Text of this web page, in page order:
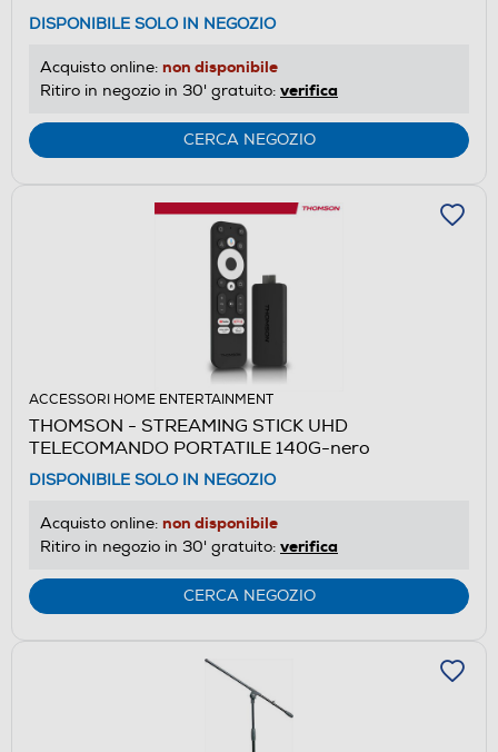
DISPONIBILE SOLO IN NEGOZIO
Acquisto online: non disponibile
Ritiro in negozio in 30' gratuito: verifica
CERCA NEGOZIO
ACCESSORI HOME ENTERTAINMENT
THOMSON - STREAMING STICK UHD
TELECOMANDO PORTATILE 140G-nero
DISPONIBILE SOLO IN NEGOZIO
Acquisto online: non disponibile
Ritiro in negozio in 30' gratuito: verifica
CERCA NEGOZIO